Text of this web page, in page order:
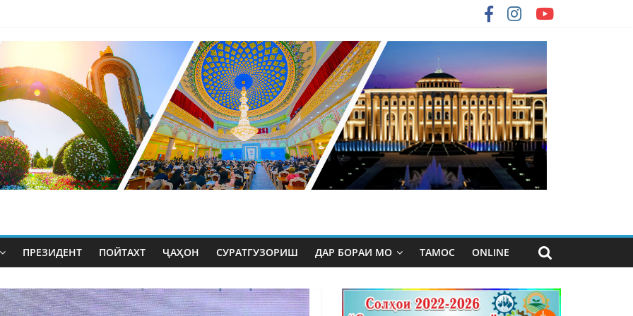
ПРЕЗИДЕНТ ПОЙТАХТ ҶАҲОН СУРАТГУЗОРИШ ДАР БОРАИ МО ТАМОС ONLINE